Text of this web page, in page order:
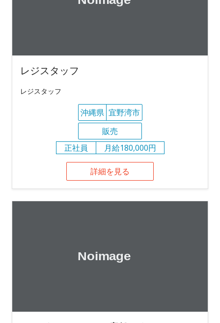
レジスタッフ
レジスタッフ
沖縄県 宜野湾市
販売
正社員
月給180,000円
詳細を見る